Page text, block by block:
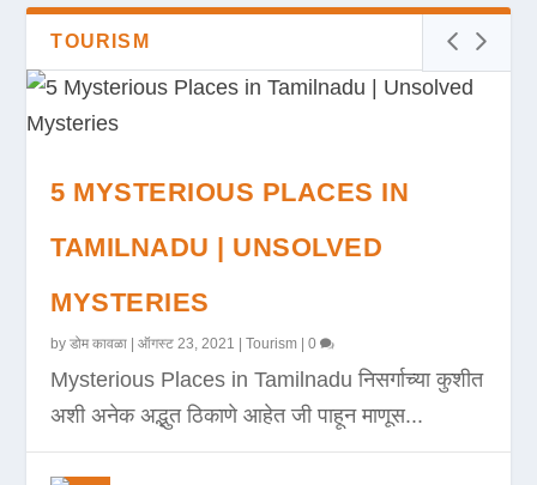
TOURISM
5 MYSTERIOUS PLACES IN
TAMILNADU | UNSOLVED
MYSTERIES
byडोम कावळा |ऑगस्ट 23, 2021 |Tourism |0
Mysterious Places in Tamilnadu निसर्गाच्या कुशीत
अशी अनेक अद्भुत ठिकाणे आहेत जी पाहून माणूस...